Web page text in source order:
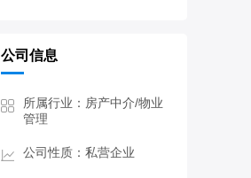
公司信息
所属行业：房产中介/物业
管理
公司性质：私营企业